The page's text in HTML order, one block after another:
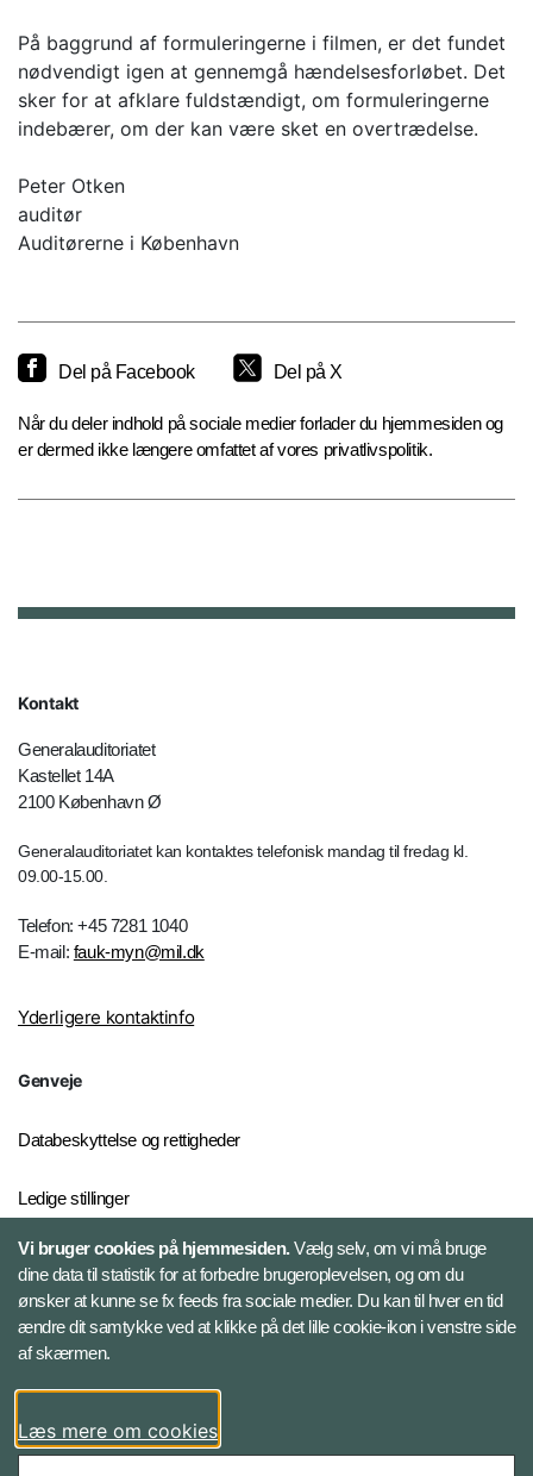
På baggrund af formuleringerne i filmen, er det fundet
nødvendigt igen at gennemgå hændelsesforløbet. Det
sker for at afklare fuldstændigt, om formuleringerne
indebærer, om der kan være sket en overtrædelse.
Peter Otken
auditør
Auditørerne i København
Del på Facebook Del på X
Når du deler indhold på sociale medier forlader du hjemmesiden og
er dermed ikke længere omfattet af vores privatlivspolitik.
Kontakt
Generalauditoriatet
Kastellet 14A
2100 København Ø
Generalauditoriatet kan kontaktes telefonisk mandag til fredag kl.
09.00-15.00.
Telefon: +45 7281 1040
E-mail: fauk-myn@mil.dk
Yderligere kontaktinfo
Genveje
Databeskyttelse og rettigheder
Ledige stillinger
Whistleblowerordningen
Følg Forsvarsministeriets Auditørkorps
LinkedIn
Vi bruger cookies på hjemmesiden.Vælg selv, om vi må bruge
dine data til statistik for at forbedre brugeroplevelsen, og om du
ønsker at kunne se fx feeds fra sociale medier. Du kan til hver en tid
ændre dit samtykke ved at klikke på det lille cookie-ikon i venstre side
af skærmen.
Læs mere om cookies